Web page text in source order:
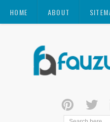
HOME ABOUT